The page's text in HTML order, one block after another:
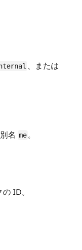
、または
名 me。
ID。